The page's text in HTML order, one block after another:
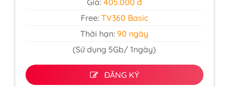
Free: TV360 Basic
Thời hạn: 90 ngày
(Sử dụng 5Gb/ 1ngày)
ĐĂNG KÝ